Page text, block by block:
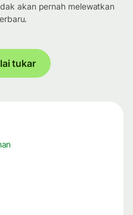
akan pernah melewatkan
tukar